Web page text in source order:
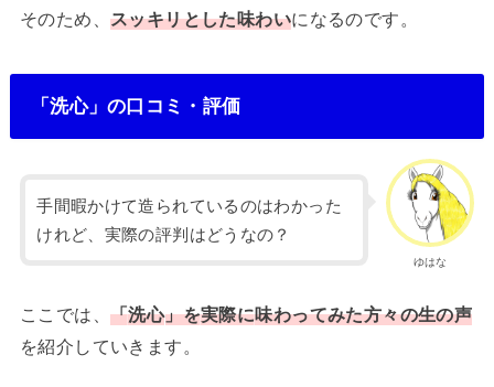
そのため、 スッキリとした味わいになるのです。
「洗心」の口コミ・評価
ゆはな
手間暇かけて造られているのはわかった
けれど、実際の評判はどうなの？
ここでは、 「洗心」を実際に味わってみた方々の生の声
を紹介していきます。